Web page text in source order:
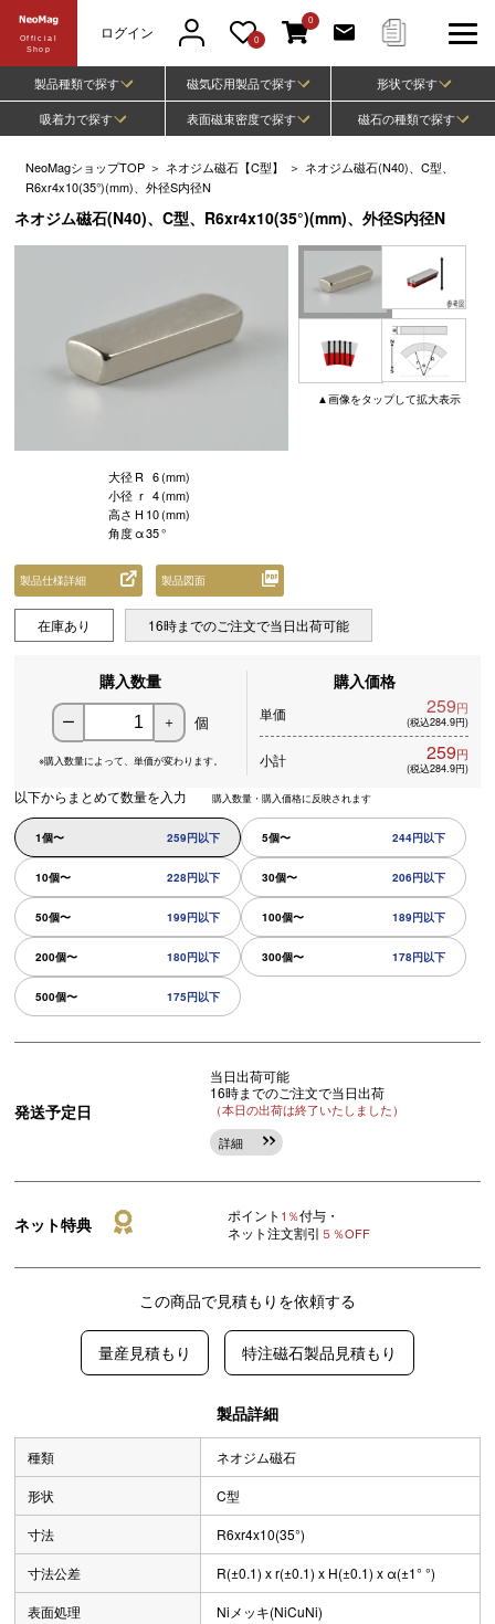
Official
Shop
ログイン 0
0
製品種類で探す 磁気応用製品で探す
形状で探す
吸着力で探す
表面磁束密度で探す 磁石の種類で探す
NeoMagショップTOP ＞ ネオジム磁石【C型】 ＞ ネオジム磁石(N40)、C型、
R6xr4x10(35°)(mm)、外径S内径N
ネオジム磁石(N40)、C型、R6xr4x10(35°)(mm)、外径S内径N
▲画像をタップして拡大表示
大径R 6(mm)
小径 r 4(mm)
高さ H 10(mm)
角度α35°
製品仕様詳細 製品図面
在庫あり 16時までのご注文で当日出荷可能
購入数量
ー ＋ 個
※購入数量によって、 単価が変わります。
購入価格
単価 259円
(税込284.9円)
小計 259円
(税込284.9円)
以下からまとめて数量を入力 購入数量・購入価格に反映されます
1個〜 259円以下 5個〜 244円以下
10個〜 228円以下 30個〜 206円以下
50個〜 199円以下 100個〜 189円以下
200個〜 180円以下 300個〜 178円以下
500個〜 175円以下
発送予定日
当日出荷可能
16時までのご注文で当日出荷
（本日の出荷は終了いたしました）
詳細
ネット特典 ポイント 1％付与・
ネット注文割引 ５％OFF
この商品で見積もりを依頼する
量産見積もり 特注磁石製品見積もり
製品詳細
種類 ネオジム磁石
形状 C型
寸法 R6xr4x10(35°)
寸法公差 R(±0.1) x r(±0.1) x H(±0.1) x α(±1° °)
表面処理 Niメッキ(NiCuNi)